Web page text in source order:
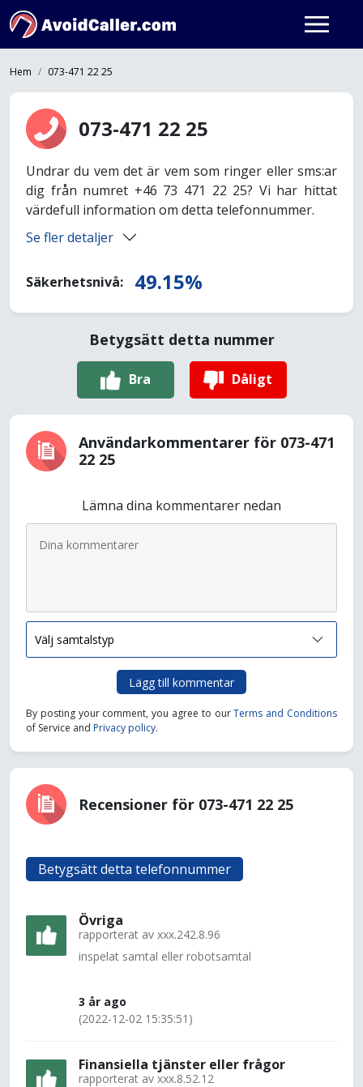
Hem 073-471 22 25
073-471 22 25
Undrar du vem det är vem som ringer eller sms:ar
dig från numret +46 73 471 22 25? Vi har hittat
värdefull information om detta telefonnummer.
Se fler detaljer
Säkerhetsnivå: 49.15%
Betygsätt detta nummer
Bra Dåligt
Användarkommentarer för 073-471
22 25
Lämna dina kommentarer nedan
Lägg till kommentar
By posting your comment, you agree to ourTerms and Conditions
of Service and Privacy policy.
Recensioner för 073-471 22 25
Betygsätt detta telefonnummer
Övriga
rapporterat av xxx.242.8.96
inspelat samtal eller robotsamtal
3 år ago
(2022-12-02 15:35:51)
Finansiella tjänster eller frågor
rapporterat av xxx.8.52.12